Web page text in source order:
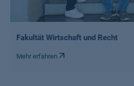
Fakultät Wirtschaft und Recht
Mehr erfahren